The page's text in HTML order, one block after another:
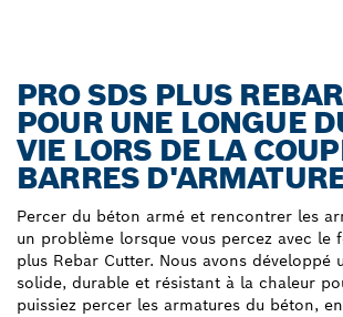
PRO SDS PLUS
POUR UNE LONGUE
VIE LORS DE LA
BARRES
Percer du béton armé et rencontrer les
un problème lorsque vous percez avec le
plus Rebar Cutter. Nous avons développé
solide, durable et résistant à la chaleur
puissiez percer les armatures du béton,